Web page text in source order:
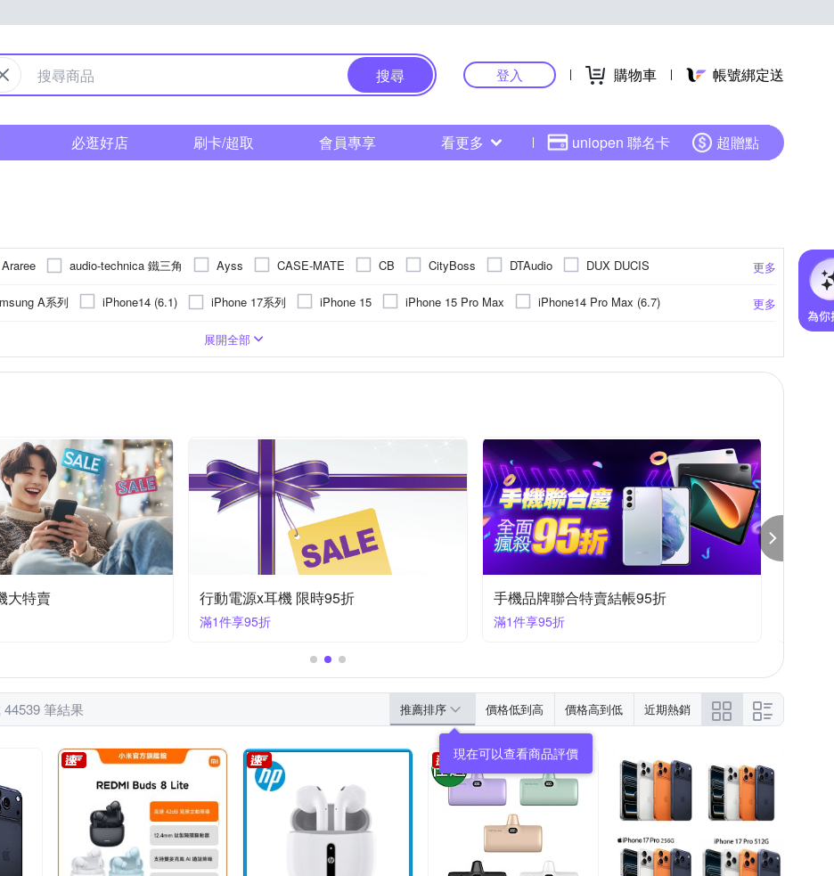
搜尋 登入 購物車 帳號綁定送
必逛好店 刷卡/超取 會員專享 看更多 uniopen 聯名卡 超贈點
更多
Araree audio-technica 鐵三角 Ayss CASE-MATE CB CityBoss DTAudio
DUX DUCIS
FIIO GARMIN GCOMM GOR Hamlet HH 草本新淨界 hoda IMAK IN7
PHILIPS 飛利浦 POLYWELL Q哥 RASTO Rearth RedMoon Ringke
SAMSUNG 三星
更多
A系列 iPhone14 (6.1) iPhone 17系列 iPhone 15 iPhone 15 Pro Max
iPhone14 Pro Max (6.7)
iPhone 14 Plus (6.7)
iPhone 16 Pro 紅米系列 iPhone 13 iPhone 16 Plus vivo系列 小米系列
iPhone 12
列 OPPO Ａ系列 OPPO全系列 iPhone 11 Pro Max
iPhone 7/8 (4.7吋)
X/XS iPhone 11系列 iPhone 11 Pro Zenfone８系列 ASUS Zenfone 5 系列 moto全系列
鏡(亮)面
Xiaomi 小米
鋁合金
背面保護貼 手機吊飾
遮光罩
展開全部
大特賣 行動電源x耳機 限時95折
滿1件享95折
手機品牌聯合特賣結帳95折
滿1件享95折
筆結果 推薦排序 價格低到高 價格高到低 近期熱銷